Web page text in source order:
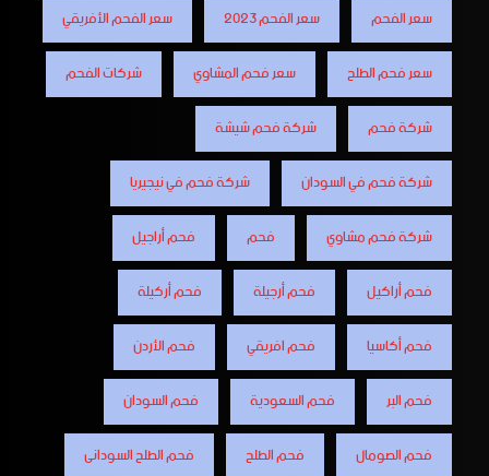
سعر الفحم
سعر الفحم 2023
سعر الفحم الأفريقي
سعر فحم الطلح
سعر فحم المشاوي
شركات الفحم
شركة فحم
شركة فحم شيشة
شركة فحم في السودان
شركة فحم في نيجيريا
شركة فحم مشاوي
فحم
فحم أراجيل
فحم أراكيل
فحم أرجيلة
فحم أركيلة
فحم أكاسيا
فحم افريقي
فحم الأردن
فحم البر
فحم السعودية
فحم السودان
فحم الصومال
فحم الطلح
فحم الطلح السودانى